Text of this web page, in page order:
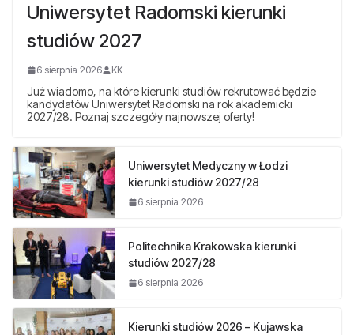
Uniwersytet Radomski kierunki
studiów 2027
6 sierpnia 2026 KK
Już wiadomo, na które kierunki studiów rekrutować będzie
kandydatów Uniwersytet Radomski na rok akademicki
2027/28. Poznaj szczegóły najnowszej oferty!
Uniwersytet Medyczny w Łodzi
kierunki studiów 2027/28
6 sierpnia 2026
Politechnika Krakowska kierunki
studiów 2027/28
6 sierpnia 2026
Kierunki studiów 2026 – Kujawska